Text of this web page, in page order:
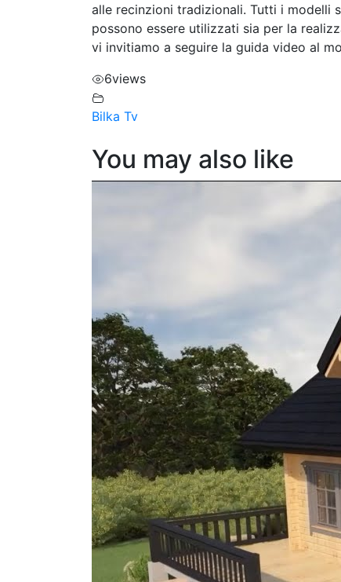
alle recinzioni tradizionali. Tutti i modelli
possono essere utilizzati sia per la
vi invitiamo a seguire la guida video al
6views
Bilka Tv
You may also like